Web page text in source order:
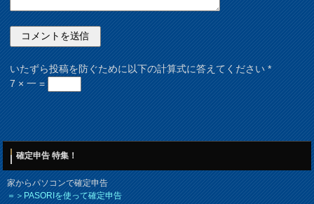
いたずら投稿を防ぐために以下の計算式に答えてください*
7 × 一 =
確定申告 特集！
家からパソコンで確定申告
＝＞PASORIを使って確定申告